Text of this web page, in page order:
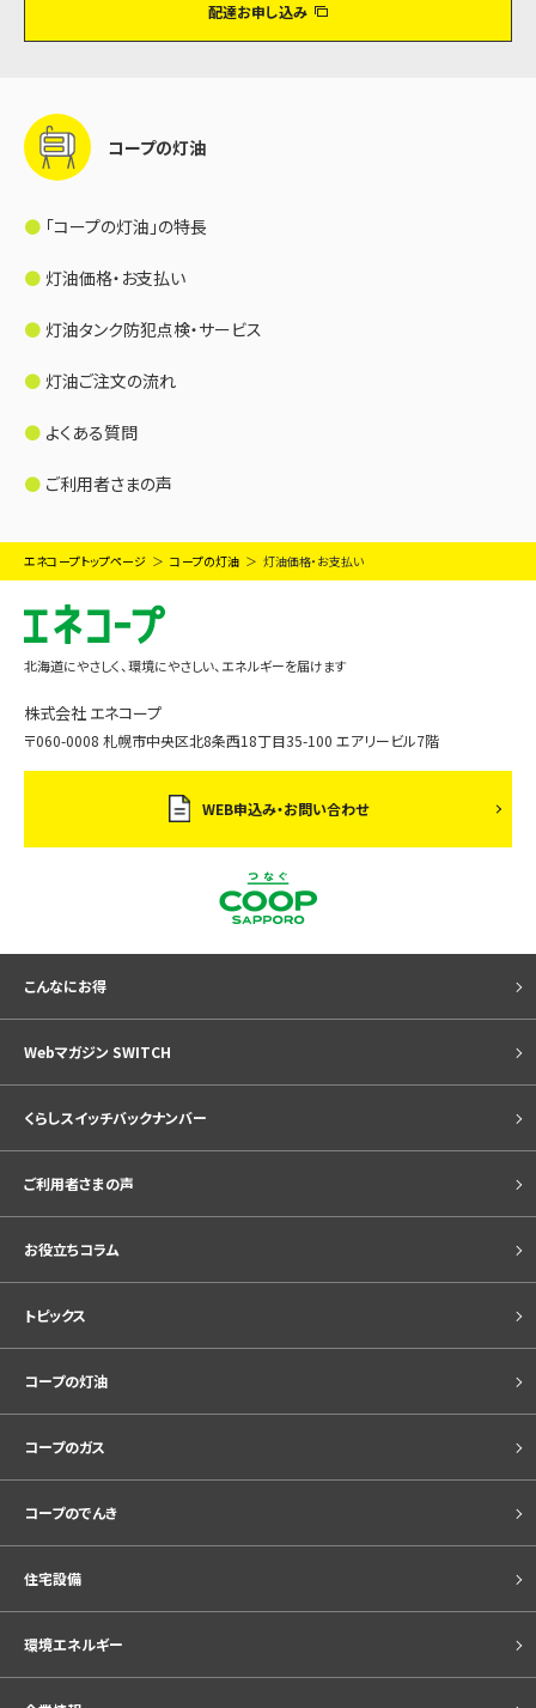
配達お申し込み
コープの灯油
「コープの灯油」の特長
灯油価格・お支払い
灯油タンク防犯点検・サービス
灯油ご注文の流れ
よくある質問
ご利用者さまの声
エネコープトップページ コープの灯油 灯油価格・お支払い
北海道にやさしく、環境にやさしい、エネルギーを届けます
株式会社 エネコープ
〒060-0008 札幌市中央区北8条西18丁目35-100 エアリービル7階
WEB申込み・お問い合わせ
こんなにお得
Webマガジン SWITCH
くらしスイッチバックナンバー
ご利用者さまの声
お役立ちコラム
トピックス
コープの灯油
コープのガス
コープのでんき
住宅設備
環境エネルギー